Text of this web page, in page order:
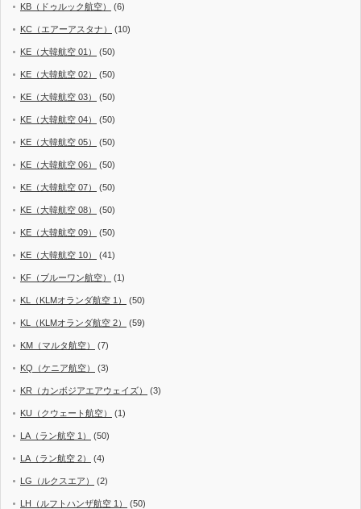
KB（ドゥルック航空） (6)
KC（エアーアスタナ） (10)
KE（大韓航空 01） (50)
KE（大韓航空 02） (50)
KE（大韓航空 03） (50)
KE（大韓航空 04） (50)
KE（大韓航空 05） (50)
KE（大韓航空 06） (50)
KE（大韓航空 07） (50)
KE（大韓航空 08） (50)
KE（大韓航空 09） (50)
KE（大韓航空 10） (41)
KF（ブルーワン航空） (1)
KL（KLMオランダ航空 1） (50)
KL（KLMオランダ航空 2） (59)
KM（マルタ航空） (7)
KQ（ケニア航空） (3)
KR（カンボジアエアウェイズ） (3)
KU（クウェート航空） (1)
LA（ラン航空 1） (50)
LA（ラン航空 2） (4)
LG（ルクスエア） (2)
LH（ルフトハンザ航空 1） (50)